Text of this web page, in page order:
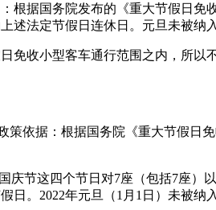
根据国务院发布的《重大节假日
述法定节假日连休日。元旦未被纳
收小型客车通行范围之内，所以
策依据：根据国务院《重大节假
庆节这四个节日对7座（包括7座
。2022年元旦（1月1日）未被纳